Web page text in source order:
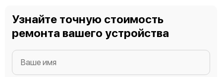
Узнайте точную стоимость
ремонта вашего устройства